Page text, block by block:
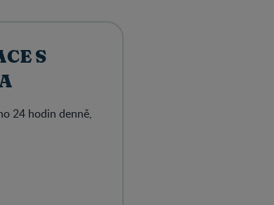
S
24 hodin denně,